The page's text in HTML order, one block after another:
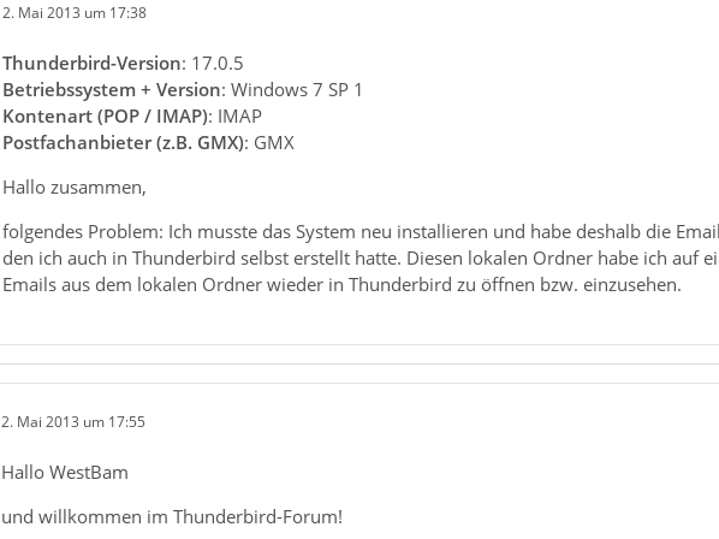
2. Mai 2013 um 17:38
Thunderbird-Version: 17.0.5
Betriebssystem + Version: Windows 7 SP 1
Kontenart (POP / IMAP): IMAP
Postfachanbieter (z.B. GMX): GMX
Hallo zusammen,
folgendes Problem: Ich musste das System neu installieren und habe deshalb die
den ich auch in Thunderbird selbst erstellt hatte. Diesen lokalen Ordner habe ich auf
Emails aus dem lokalen Ordner wieder in Thunderbird zu öffnen bzw. einzusehen.
2. Mai 2013 um 17:55
Hallo WestBam
und willkommen im Thunderbird-Forum!